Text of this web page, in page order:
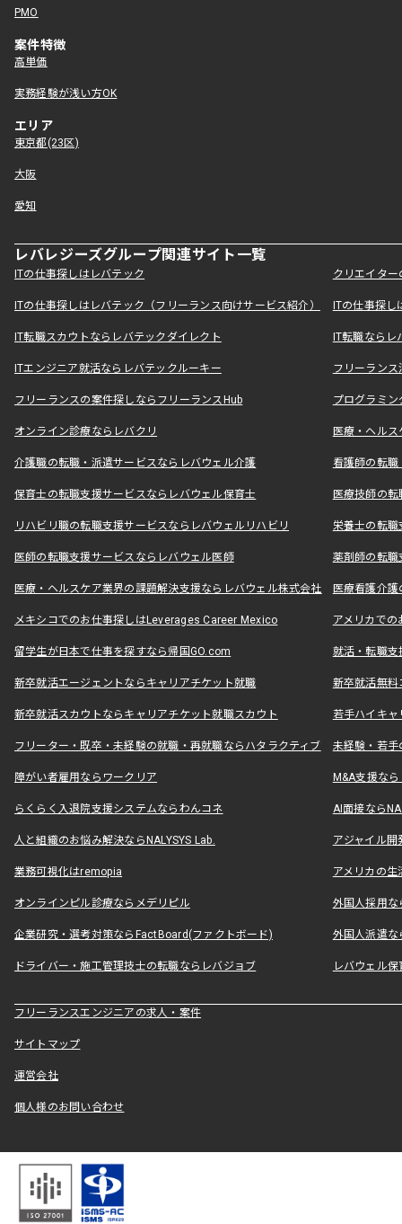
PMO
案件特徴
高単価
実務経験が浅い方OK
エリア
東京都(23区)
大阪
愛知
レバレジーズグループ関連サイト一覧
ITの仕事探しはレバテック クリエイタ
ITの仕事探しはレバテック（フリーランス向けサービス紹介） ITの仕事探
IT転職スカウトならレバテックダイレクト IT転職なら
ITエンジニア就活ならレバテックルーキー フリーラン
フリーランスの案件探しならフリーランスHub プログラミ
オンライン診療ならレバクリ 医療・ヘル
介護職の転職・派遣サービスならレバウェル介護 看護師の転
保育士の転職支援サービスならレバウェル保育士 医療技師の
リハビリ職の転職支援サービスならレバウェルリハビリ 栄養士の転
医師の転職支援サービスならレバウェル医師 薬剤師の転
医療・ヘルスケア業界の課題解決支援ならレバウェル株式会社 医療看護介
メキシコでのお仕事探しはLeverages Career Mexico アメリカで
留学生が日本で仕事を探すなら帰国GO.com 就活・転職
新卒就活エージェントならキャリアチケット就職 新卒就活無料
新卒就活スカウトならキャリアチケット就職スカウト 若手ハイキ
フリーター・既卒・未経験の就職・再就職ならハタラクティブ 未経験・若手
障がい者雇用ならワークリア M&A支援な
らくらく入退院支援システムならわんコネ AI面接なら
人と組織のお悩み解決ならNALYSYS Lab. アジャイル
業務可視化はremopia アメリカの
オンラインピル診療ならメデリピル 外国人採用
企業研究・選考対策ならFactBoard(ファクトボード) 外国人派遣な
ドライバー・施工管理技士の転職ならレバジョブ レバウェル
フリーランスエンジニアの求人・案件
サイトマップ
運営会社
個人様のお問い合わせ